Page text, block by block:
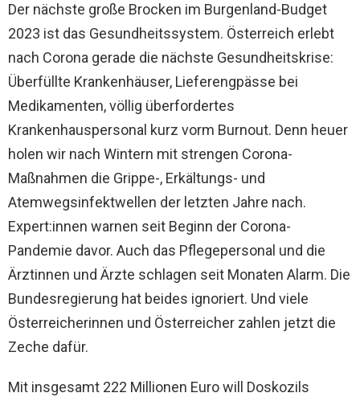
Der nächste große Brocken im Burgenland-Budget
2023 ist das Gesundheitssystem. Österreich erlebt
nach Corona gerade die nächste Gesundheitskrise:
Überfüllte Krankenhäuser, Lieferengpässe bei
Medikamenten, völlig überfordertes
Krankenhauspersonal kurz vorm Burnout. Denn heuer
holen wir nach Wintern mit strengen Corona-
Maßnahmen die Grippe-, Erkältungs- und
Atemwegsinfektwellen der letzten Jahre nach.
Expert:innen warnen seit Beginn der Corona-
Pandemie davor. Auch das Pflegepersonal und die
Ärztinnen und Ärzte schlagen seit Monaten Alarm. Die
Bundesregierung hat beides ignoriert. Und viele
Österreicherinnen und Österreicher zahlen jetzt die
Zeche dafür.
Mit insgesamt 222 Millionen Euro will Doskozils